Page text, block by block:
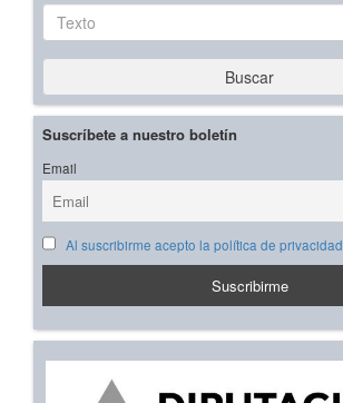
Texto
Buscar
Suscríbete a nuestro boletín
Email
Al suscribirme acepto la política de privacidad